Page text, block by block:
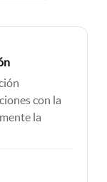
con la
la